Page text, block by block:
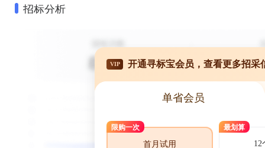
招标分析
VIP 开通寻标宝会员，查看更多招采
单省会员
限购一次
首月试用
最划算
12